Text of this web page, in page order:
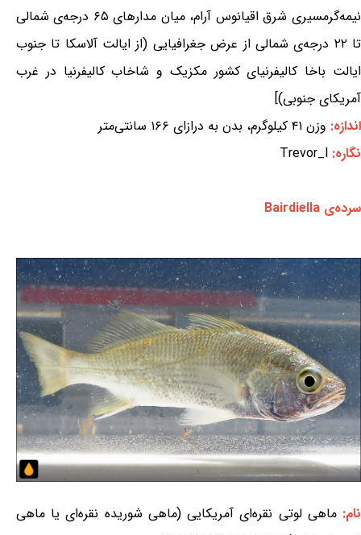
نیمه‌گرمسیری شرق اقیانوس آرام، میان مدارهای ۶۵ درجه‌ی شمالی
تا ۲۲ درجه‌ی شمالی از عرض جغرافیایی (از ایالت آلاسکا تا جنوب
ایالت باخا کالیفرنیای کشور مکزیک و شاخاب کالیفرنیا در غرب
آمریکای جنوبی)]
اندازه: وزن ۴۱ کیلوگرم، بدن به درازای ۱۶۶ سانتی‌متر
نگاره: Trevor_l
سرده‌ی Bairdiella
نام:ماهی لوتی نقره‌ای آمریکایی (ماهی شوریده نقره‌ای یا ماهی